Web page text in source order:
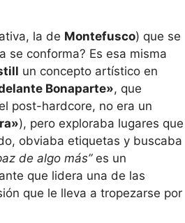
la de Montefusco) que se
se conforma? Es esa misma
un concepto artístico en
Bonaparte», que
post-hardcore, no era un
), pero exploraba lugares que
obviaba etiquetas y buscaba
de algo más”es un
que lidera una de las
que le lleva a tropezarse por